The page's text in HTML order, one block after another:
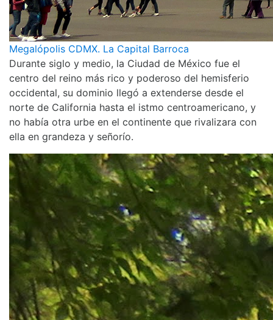
Megalópolis CDMX. La Capital Barroca
Durante siglo y medio, la Ciudad de México fue el
centro del reino más rico y poderoso del hemisferio
occidental, su dominio llegó a extenderse desde el
norte de California hasta el istmo centroamericano, y
no había otra urbe en el continente que rivalizara con
ella en grandeza y señorío.